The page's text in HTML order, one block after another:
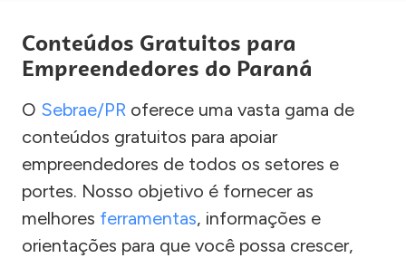
Conteúdos Gratuitos para
Empreendedores do Paraná
O Sebrae/PR oferece uma vasta gama de
conteúdos gratuitos para apoiar
empreendedores de todos os setores e
portes. Nosso objetivo é fornecer as
melhores ferramentas, informações e
orientações para que você possa crescer,